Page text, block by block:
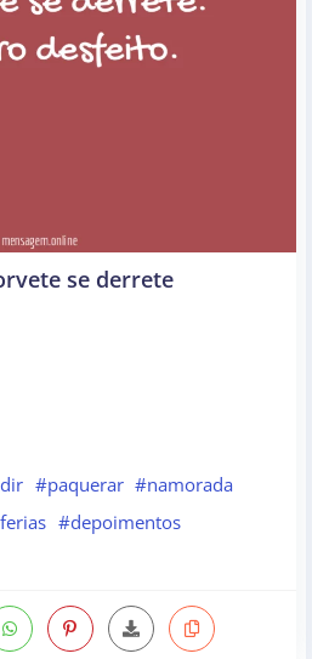
se derrete
#paquerar #namorada
#depoimentos